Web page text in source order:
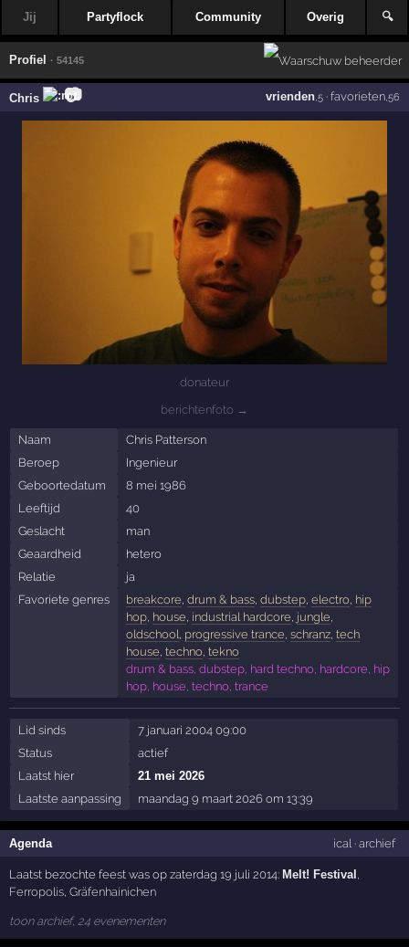
Jij Partyflock Community Overig 🔍
Profiel · 54145
Chris 📷 vrienden,5· favorieten,56
donateur
berichtenfoto →
Naam
Chris Patterson
Beroep
Ingenieur
Geboortedatum
8 mei 1986
Leeftijd
40
Geslacht
man
Geaardheid
hetero
Relatie
ja
Favoriete genres
breakcore drum & bass, dubstep, electro, hip
hop, house industrial hardcore jungle
oldschool progressive trance schranz, tech
house techno, tekno
drum & bass, dubstep, hard techno, hardcore, hip
hop, house, techno, trance
Lid sinds
7 januari 2004 09:00
Status
actief
Laatst hier
21 mei 2026
Laatste aanpassing
maandag 9 maart 2026 om 13:39
Agenda ical · archief
Laatst bezochte feest was op zaterdag 19 juli 2014: Melt! Festival ,
Ferropolis,Gräfenhainichen
toon archief, 24 evenementen